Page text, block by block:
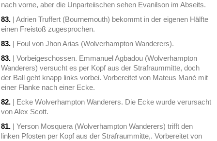
nach vorne, aber die Unparteiischen sehen Evanilson im Abseits.
83. | Adrien Truffert (Bournemouth) bekommt in der eigenen Hälfte
einen Freistoß zugesprochen.
83. | Foul von Jhon Arias (Wolverhampton Wanderers).
83. | Vorbeigeschossen. Emmanuel Agbadou (Wolverhampton
Wanderers) versucht es per Kopf aus der Strafraummitte, doch
der Ball geht knapp links vorbei. Vorbereitet von Mateus Mané mit
einer Flanke nach einer Ecke.
82. | Ecke Wolverhampton Wanderers. Die Ecke wurde verursacht
von Alex Scott.
81. | Yerson Mosquera (Wolverhampton Wanderers) trifft den
linken Pfosten per Kopf aus der Strafraummitte,. Vorbereitet von